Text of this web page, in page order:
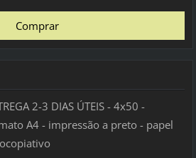
2-3 DIAS ÚTEIS - 4x50 -
A4 - impressão a preto - papel